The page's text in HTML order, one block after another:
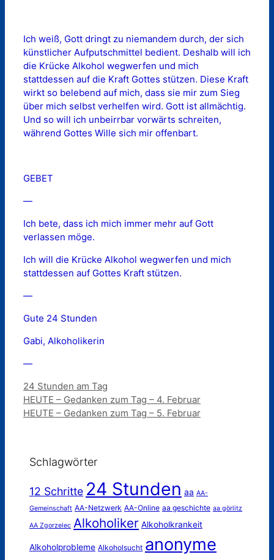
Ich weiß, Gott dringt zu niemandem durch, der sich
künstlicher Aufputschmittel bedient. Deshalb will ich
die Krücke Alkohol wegwerfen und mich
stattdessen auf die Kraft Gottes stützen. Diese Kraft
wirkt so belebend auf mich, dass sie mir zum Sieg
über mich selbst verhelfen wird. Gott ist allmächtig.
Und so will ich unbeirrbar vorwärts schreiten,
während Gottes Wille sich mir offenbart.
GEBET
—
Ich bete, dass ich mich immer mehr auf Gott
verlassen möge.
Ich will die Krücke Alkohol wegwerfen und mich
stattdessen auf Gottes Kraft stützen.
—
Gute 24 Stunden
Gabi, Alkoholikerin
—
Kategorien
24 Stunden am Tag
HEUTE – Gedanken zum Tag – 4. Februar
HEUTE – Gedanken zum Tag – 5. Februar
Schlagwörter
12 Schritte 24 Stunden aa AA-
Gemeinschaft AA-Netzwerk AA-Online aa geschichte aa görlitz
AA Zgorzelec Alkoholiker Alkoholkrankeit
Alkoholprobleme Alkoholsucht anonyme